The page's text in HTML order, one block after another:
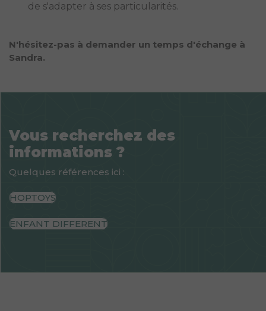
de s'adapter à ses particularités.
N'hésitez-pas à demander un temps d'échange à
Sandra.
Vous recherchez des
informations ?
Quelques références ici :
HOPTOYS
ENFANT DIFFERENT